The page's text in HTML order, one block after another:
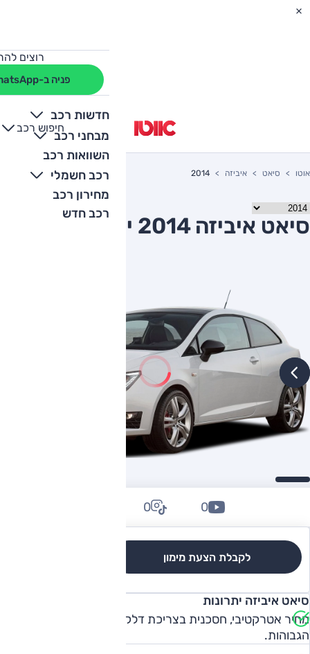
רוצים
פניה ב-WhatsApp
חדשות רכב
מבחני רכב
השוואות רכב
רכב חשמלי
מחירון רכב
רכב חדש
חיפוש רכב
+
-
אוטו סיאט איביזה 2014
סיאט איביזה 2014 יד שניה
לקבלת הצעת מימון
0
0
סיאט איביזה יתרונות
מחיר אטרקטיבי, חסכנית בצריכת דלק, אבזור ברמות הגימור
הגבוהות.